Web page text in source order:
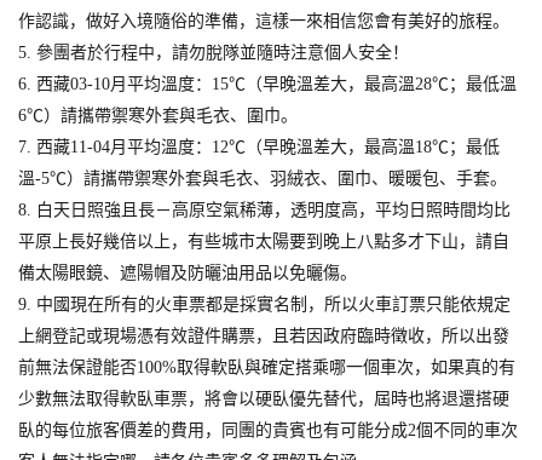
作認識，做好入境隨俗的準備，這樣一來相信您會有美好的旅程。
5. 參團者於行程中，請勿脫隊並隨時注意個人安全！
6. 西藏03-10月平均溫度：15℃（早晚溫差大，最高溫28℃；最低溫
6℃）請攜帶禦寒外套與毛衣、圍巾。
7. 西藏11-04月平均溫度：12℃（早晚溫差大，最高溫18℃；最低
溫-5℃）請攜帶禦寒外套與毛衣、羽絨衣、圍巾、暖暖包、手套。
8. 白天日照強且長－高原空氣稀薄，透明度高，平均日照時間均比
平原上長好幾倍以上，有些城市太陽要到晚上八點多才下山，請自
備太陽眼鏡、遮陽帽及防曬油用品以免曬傷。
9. 中國現在所有的火車票都是採實名制，所以火車訂票只能依規定
上網登記或現場憑有效證件購票，且若因政府臨時徵收，所以出發
前無法保證能否100%取得軟臥與確定搭乘哪一個車次，如果真的有
少數無法取得軟臥車票，將會以硬臥優先替代，屆時也將退還搭硬
臥的每位旅客價差的費用，同團的貴賓也有可能分成2個不同的車次